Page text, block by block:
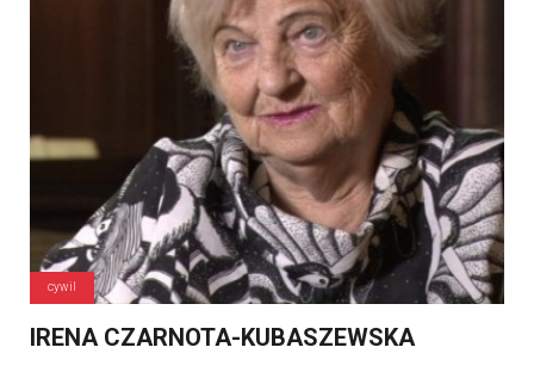
cywil
IRENA CZARNOTA-KUBASZEWSKA